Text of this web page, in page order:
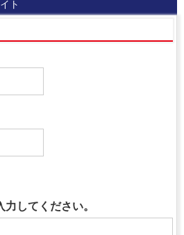
ト
力してください。